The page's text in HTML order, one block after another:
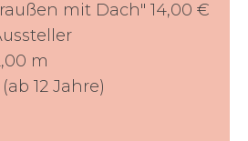
mit Dach" 14,00 €
m
12 Jahre)